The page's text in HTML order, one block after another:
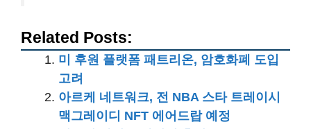
Related Posts:
미 후원 플랫폼 패트리온, 암호화폐 도입
고려
아르케 네트워크, 전 NBA 스타 트레이시
맥그레이디 NFT 에어드랍 예정